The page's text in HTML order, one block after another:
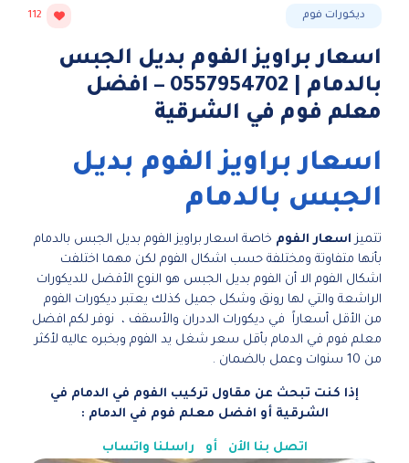
ديكورات فوم 112
اسعار براويز الفوم بديل الجبس
بالدمام | 0557954702 – افضل
معلم فوم في الشرقية
اسعار براويز الفوم بديل
الجبس بالدمام
تتميز اسعار الفوم خاصة اسعار براويز الفوم بديل الجبس بالدمام
بأنها متفاوتة ومختلفة حسب اشكال الفوم لكن مهما اختلفت
اشكال الفوم الا أن الفوم بديل الجبس هو النوع الأفضل للديكورات
الراشعة والتي لها رونق وشكل جميل كذلك يعتبر ديكورات الفوم
من الأقل أسعاراً في ديكورات الددران والأسقف ، نوفر لكم افضل
معلم فوم في الدمام بأقل سعر شغل يد الفوم وبخبره عاليه لأكثر
من 10 سنوات وعمل بالضمان .
إذا كنت تبحث عن مقاول تركيب الفوم في الدمام في
الشرقية أو افضل معلم فوم في الدمام :
اتصل بنا الأن أو راسلنا واتساب